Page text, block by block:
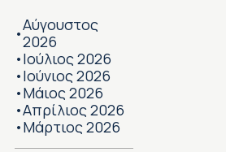
•Αύγουστος
2026
•Ιούλιος 2026
•Ιούνιος 2026
•Μάιος 2026
•Απρίλιος 2026
•Μάρτιος 2026